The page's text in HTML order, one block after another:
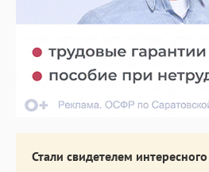
Стали свидетелем